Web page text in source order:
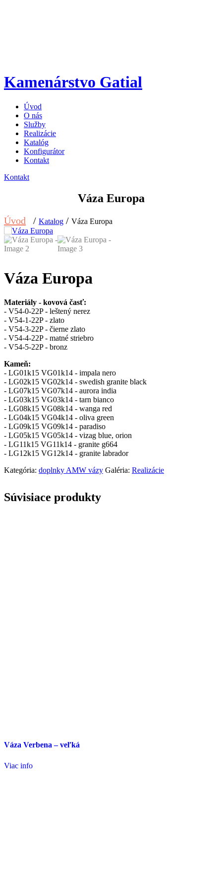
Kamenárstvo Gatial
Úvod
O nás
Služby
Realizácie
Katalóg
Konfigurátor
Kontakt
Kontakt
Váza Europa
Úvod / Katalog / Váza Europa
Váza Europa
Materiály - kovová časť:
- V54-0-22P - leštený nerez
- V54-1-22P - zlato
- V54-3-22P - čierne zlato
- V54-4-22P - matné striebro
- V54-5-22P - bronz
Kameň:
- LG01k15 VG01k14 - impala nero
- LG02k15 VG02k14 - swedish granite black
- LG07k15 VG07k14 - aurora india
- LG03k15 VG03k14 - tarn bianco
- LG08k15 VG08k14 - wanga red
- LG04k15 VG04k14 - oliva green
- LG09k15 VG09k14 - paradiso
- LG05k15 VG05k14 - vizag blue, orion
- LG11k15 VG11k14 - granite g664
- LG12k15 VG12k14 - granite labrador
Kategória: doplnky AMW vázy Galéria: Realizácie
Súvisiace produkty
Váza Verbena – veľká
Viac info